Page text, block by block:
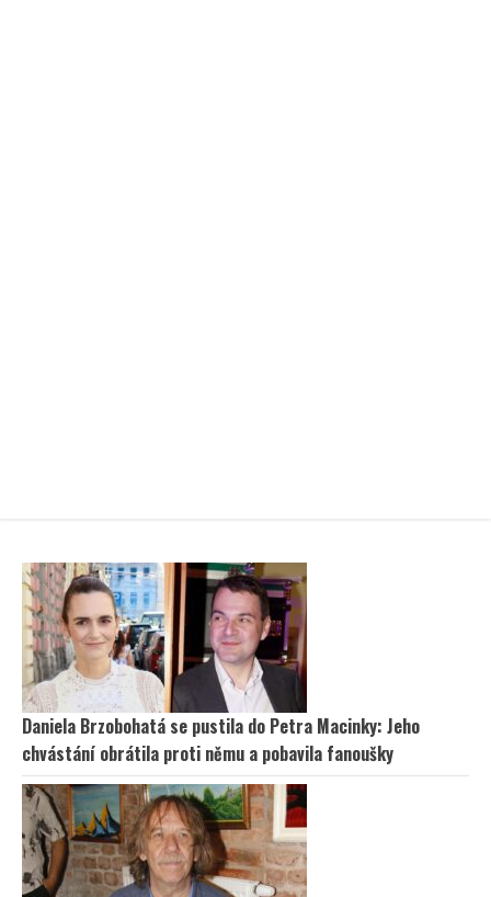
Daniela Brzobohatá se pustila do Petra Macinky: Jeho
chvástání obrátila proti němu a pobavila fanoušky